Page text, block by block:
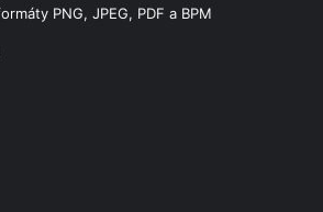
PNG, JPEG, PDF a BPM